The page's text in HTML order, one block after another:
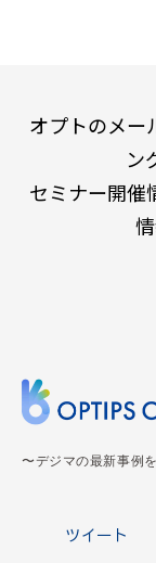
オプトのメー
ン
セミナー開催
〜デジマの最新事例
ツイート